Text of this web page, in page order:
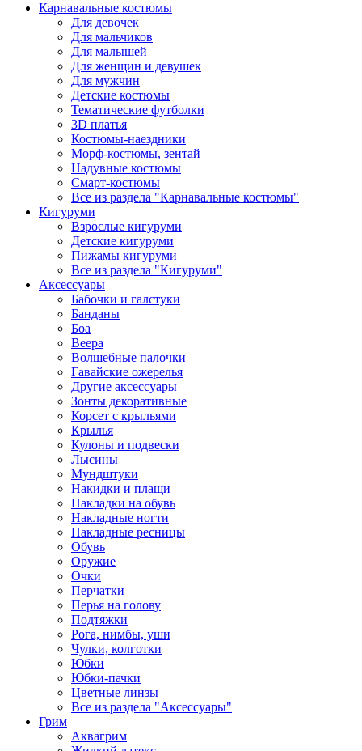
Карнавальные костюмы
Для девочек
Для мальчиков
Для малышей
Для женщин и девушек
Для мужчин
Детские костюмы
Тематические футболки
3D платья
Костюмы-наездники
Морф-костюмы, зентай
Надувные костюмы
Смарт-костюмы
Все из раздела "Карнавальные костюмы"
Кигуруми
Взрослые кигуруми
Детские кигуруми
Пижамы кигуруми
Все из раздела "Кигуруми"
Аксессуары
Бабочки и галстуки
Банданы
Боа
Веера
Волшебные палочки
Гавайские ожерелья
Другие аксессуары
Зонты декоративные
Корсет с крыльями
Крылья
Кулоны и подвески
Лысины
Мундштуки
Накидки и плащи
Накладки на обувь
Накладные ногти
Накладные ресницы
Обувь
Оружие
Очки
Перчатки
Перья на голову
Подтяжки
Рога, нимбы, уши
Чулки, колготки
Юбки
Юбки-пачки
Цветные линзы
Все из раздела "Аксессуары"
Грим
Аквагрим